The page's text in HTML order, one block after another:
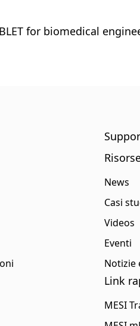
for biomedical
News
Casi
Videos
Eventi
Notizie
Link
MESI